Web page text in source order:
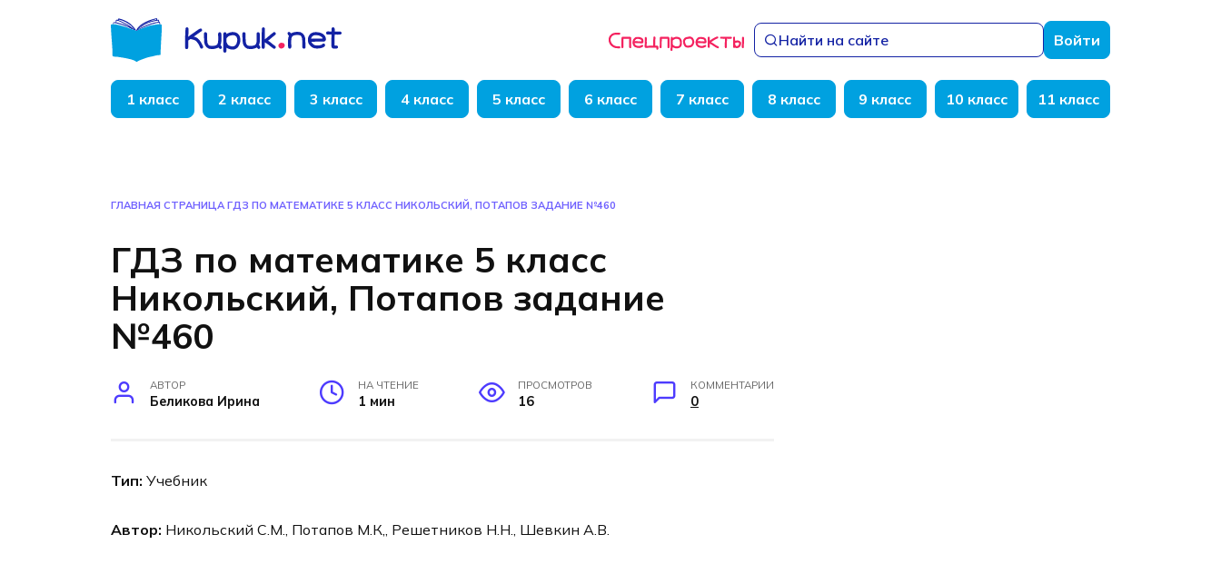
Найти на сайте Войти
1 класс 2 класс 3 класс 4 класс 5 класс 6 класс 7 класс 8 класс 9 класс 10 класс 11 класс
ГЛАВНАЯ СТРАНИЦА ГДЗ ПО МАТЕМАТИКЕ 5 КЛАСС НИКОЛЬСКИЙ, ПОТАПОВ ЗАДАНИЕ №460
ГДЗ по математике 5 класс
Никольский, Потапов задание
№460
АВТОР
Беликова Ирина
НА ЧТЕНИЕ
1 мин
ПРОСМОТРОВ
16
КОММЕНТАРИИ
0
Тип: Учебник
Автор: Никольский С.М., Потапов М.К,, Решетников Н.Н., Шевкин А.В.